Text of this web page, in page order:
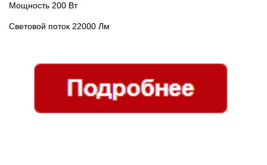
Мощность 200 Вт
Световой поток 22000 Лм